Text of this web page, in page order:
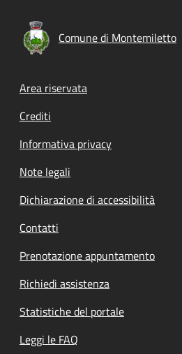
Comune di Montemiletto
Footer menu
Area riservata
Crediti
Informativa privacy
Note legali
Dichiarazione di accessibilità
Contatti
Prenotazione appuntamento
Richiedi assistenza
Statistiche del portale
Leggi le FAQ